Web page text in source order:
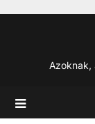
Azoknak,